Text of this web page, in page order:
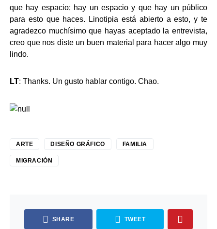
que hay espacio; hay un espacio y que hay un público
para esto que haces. Linotipia está abierto a esto, y te
agradezco muchísimo que hayas aceptado la entrevista,
creo que nos diste un buen material para hacer algo muy
lindo.
LT: Thanks. Un gusto hablar contigo. Chao.
ARTE DISEÑO GRÁFICO FAMILIA
MIGRACIÓN
SHARE TWEET